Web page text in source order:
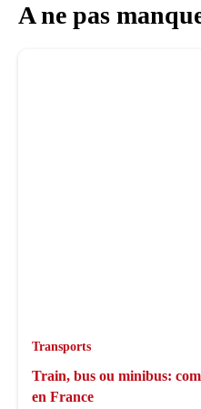
A ne pas
Transports
Train, bus ou minibus:
en France